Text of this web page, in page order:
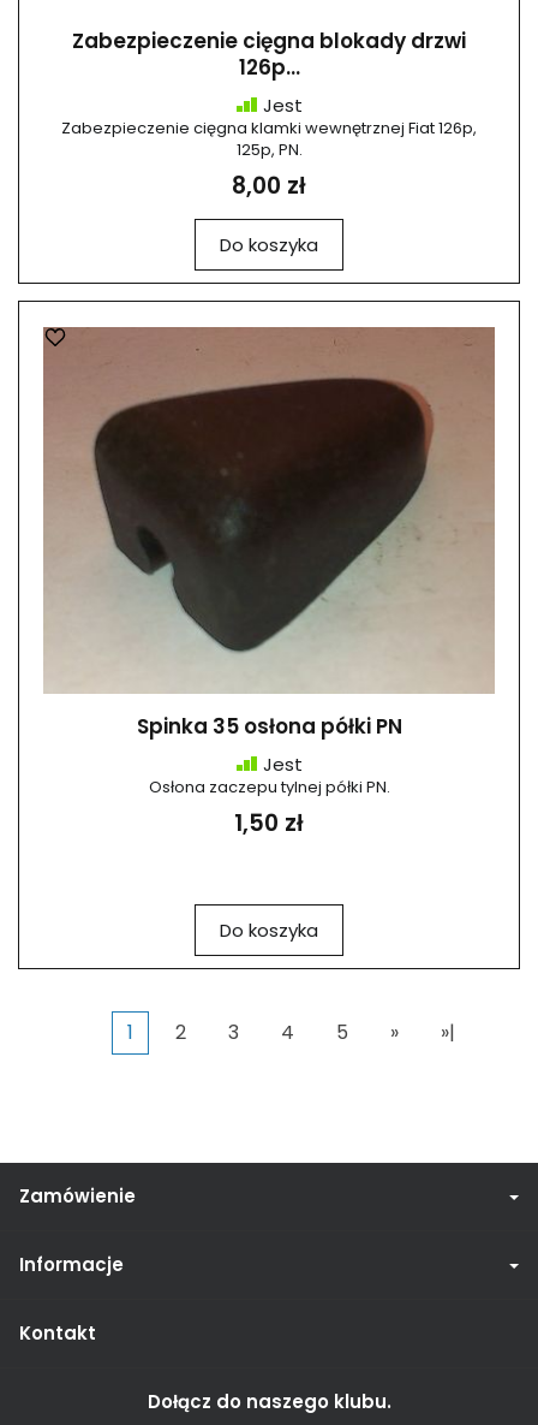
Zabezpieczenie cięgna blokady drzwi
126p...
Jest
Zabezpieczenie cięgna klamki wewnętrznej Fiat 126p,
125p, PN.
8,00 zł
Do koszyka
Spinka 35 osłona półki PN
Jest
Osłona zaczepu tylnej półki PN.
1,50 zł
Do koszyka
1 2 3 4 5 » »|
Zamówienie
Informacje
Kontakt
Dołącz do naszego klubu.